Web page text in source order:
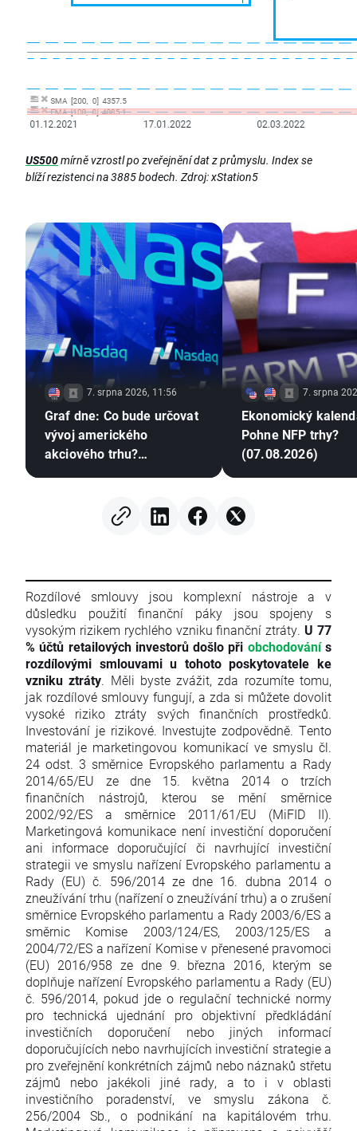
US500mírně vzrostl po zveřejnění dat z průmyslu. Index se
blíží rezistenci na 3885 bodech. Zdroj: xStation5
7. srpna 2026, 11:56
Graf dne: Co bude určovat
vývoj amerického
akciového trhu?
7. srpna
Ekonomický
Pohne NFP trhy?
(07.08.2026)
Rozdílové smlouvy jsou komplexní nástroje a v
důsledku použití finanční páky jsou spojeny s
vysokým rizikem rychlého vzniku finanční ztráty. U 77
% účtů retailových investorů došlo při obchodovánís
rozdílovými smlouvami u tohoto poskytovatele ke
vzniku ztráty. Měli byste zvážit, zda rozumíte tomu,
jak rozdílové smlouvy fungují, a zda si můžete dovolit
vysoké riziko ztráty svých finančních prostředků.
Investování je rizikové. Investujte zodpovědně. Tento
materiál je marketingovou komunikací ve smyslu čl.
24 odst. 3 směrnice Evropského parlamentu a Rady
2014/65/EU ze dne 15. května 2014 o trzích
finančních nástrojů, kterou se mění směrnice
2002/92/ES a směrnice 2011/61/EU (MiFID II).
Marketingová komunikace není investiční doporučení
ani informace doporučující či navrhující investiční
strategii ve smyslu nařízení Evropského parlamentu a
Rady (EU) č. 596/2014 ze dne 16. dubna 2014 o
zneužívání trhu (nařízení o zneužívání trhu) a o zrušení
směrnice Evropského parlamentu a Rady 2003/6/ES a
směrnic Komise 2003/124/ES, 2003/125/ES a
2004/72/ES a nařízení Komise v přenesené pravomoci
(EU) 2016/958 ze dne 9. března 2016, kterým se
doplňuje nařízení Evropského parlamentu a Rady (EU)
č. 596/2014, pokud jde o regulační technické normy
pro technická ujednání pro objektivní předkládání
investičních doporučení nebo jiných informací
doporučujících nebo navrhujících investiční strategie a
pro zveřejnění konkrétních zájmů nebo náznaků střetu
zájmů nebo jakékoli jiné rady, a to i v oblasti
investičního poradenství, ve smyslu zákona č.
256/2004 Sb., o podnikání na kapitálovém trhu.